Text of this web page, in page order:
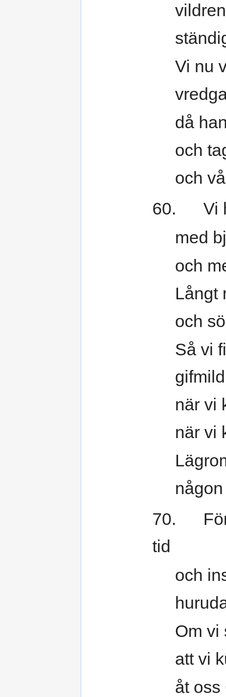
Vi nu
då
och
och
60. Vi
med
och
Långt
och
Så vi
när vi
när vi
70.
tid
och
Om vi
att vi
åt oss